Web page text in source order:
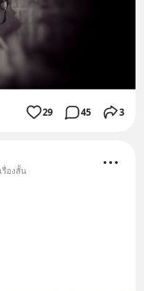
29 45 3
รื่องสั้น